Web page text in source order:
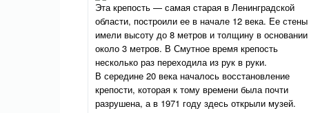
Эта крепость — самая старая в Ленинградской
области, построили ее в начале 12 века. Ее стены
имели высоту до 8 метров и толщину в основании
около 3 метров. В Смутное время крепость
несколько раз переходила из рук в руки.
В середине 20 века началось восстановление
крепости, которая к тому времени была почти
разрушена, а в 1971 году здесь открыли музей.